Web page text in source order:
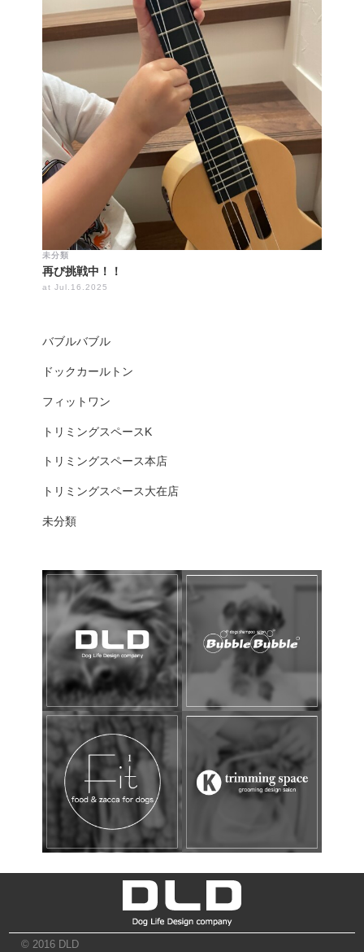
バブルバブル
ドックカールトン
フィットワン
トリミングスペースK
トリミングスペース本店
トリミングスペース大在店
未分類
未分類
再び挑戦中！！
at Jul.16.2025
© 2016 DLD